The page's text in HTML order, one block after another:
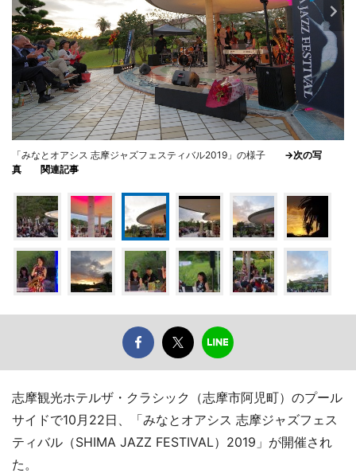
「みなとオアシス 志摩ジャズフェスティバル2019」の様子 →次の写
真
関連記事
志摩観光ホテルザ・クラシック（志摩市阿児町）のプール
サイドで10月22日、「みなとオアシス 志摩ジャズフェス
ティバル（SHIMA JAZZ FESTIVAL）2019」が開催され
た。